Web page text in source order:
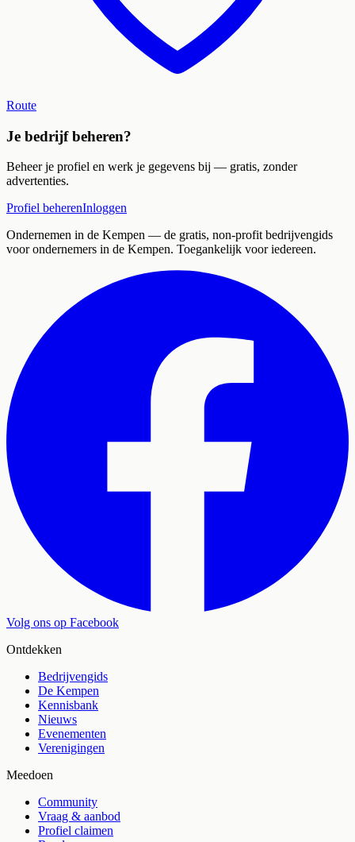
Route
Je bedrijf beheren?
Beheer je profiel en werk je gegevens bij — gratis, zonder
advertenties.
Profiel beherenInloggen
Ondernemen in de Kempen — de gratis, non-profit bedrijvengids
voor ondernemers in de Kempen. Toegankelijk voor iedereen.
Volg ons op Facebook
Ontdekken
Bedrijvengids
De Kempen
Kennisbank
Nieuws
Evenementen
Verenigingen
Meedoen
Community
Vraag & aanbod
Profiel claimen